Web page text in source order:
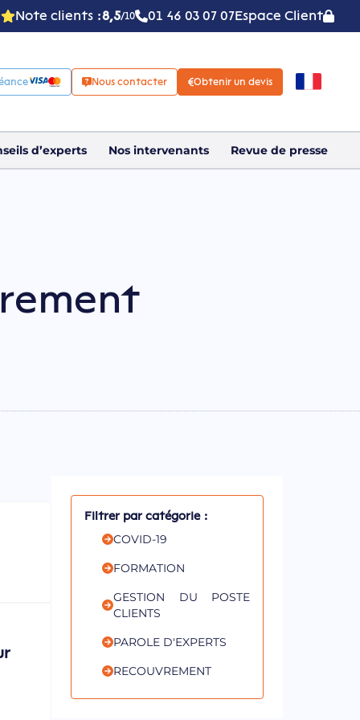
Note clients :8,5/10 01 46 03 07 07Espace Client
Nous contacter Obtenir un devis
d’experts Nos intervenants Revue de presse
Filtrer par catégorie :
COVID-19
FORMATION
GESTION DU POSTE
CLIENTS
PAROLE D'EXPERTS
RECOUVREMENT